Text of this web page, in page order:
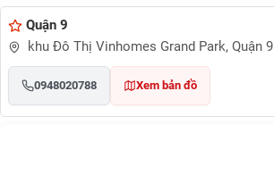
Quận 9
khu Đô Thị Vinhomes Grand Park, Quận 9
0948020788 Xem bản đồ